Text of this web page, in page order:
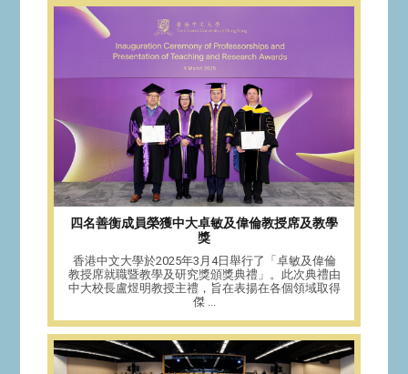
四名善衡成員榮獲中大卓敏及偉倫教授席及教學
獎
香港中文大學於2025年3月4日舉行了「卓敏及偉倫
教授席就職暨教學及研究獎頒獎典禮」。此次典禮由
中大校長盧煜明教授主禮，旨在表揚在各個領域取得
傑 ...